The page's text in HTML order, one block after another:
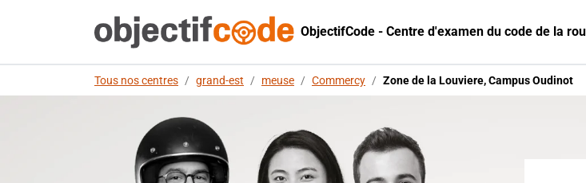
ObjectifCode - Centre d'examen du code de la
Tous nos centres / grand-est / meuse / Commercy / Zone de la Louviere, Campus Oudinot